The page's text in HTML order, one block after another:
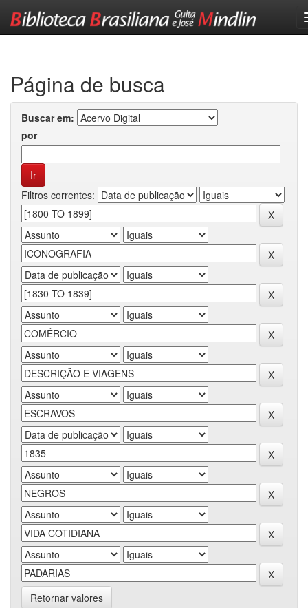
Página de busca
Buscar em:
por
Filtros correntes:
Retornar valores